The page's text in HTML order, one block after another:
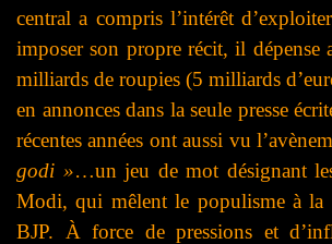
central a compris l’intérêt
imposer son propre récit, il dépense
milliards de roupies (5 milliards
en annonces dans la seule presse
récentes années ont aussi vu
godi »…un jeu de mot désignant
Modi, qui mêlent le populisme à la
BJP. À force de pressions et